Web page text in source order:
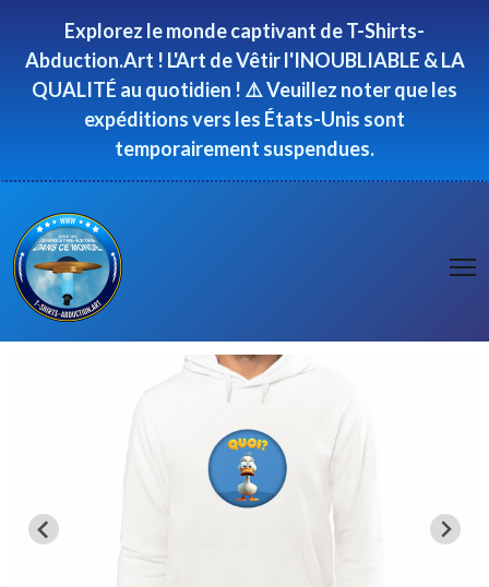
Explorez le monde captivant de T-Shirts-
Abduction.Art ! L'Art de Vêtir l'INOUBLIABLE & LA
QUALITÉ au quotidien ! ⚠️ Veuillez noter que les
expéditions vers les États-Unis sont
temporairement suspendues.